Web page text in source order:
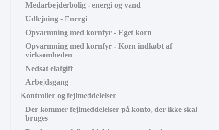
Medarbejderbolig - energi og vand
Udlejning - Energi
Opvarmning med kornfyr - Eget korn
Opvarmning med kornfyr - Korn indkøbt af
virksomheden
Nedsat elafgift
Arbejdsgang
Kontroller og fejlmeddelelser
Der kommer fejlmeddelelser på konto, der ikke skal
bruges